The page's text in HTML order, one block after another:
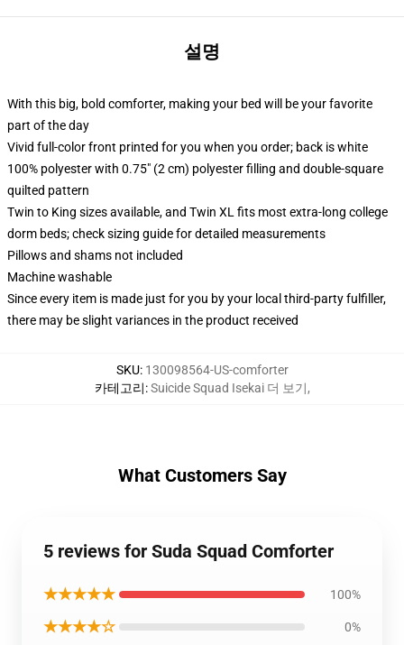
설명
With this big, bold comforter, making your bed will be your favorite
part of the day
Vivid full-color front printed for you when you order; back is white
100% polyester with 0.75" (2 cm) polyester filling and double-square
quilted pattern
Twin to King sizes available, and Twin XL fits most extra-long college
dorm beds; check sizing guide for detailed measurements
Pillows and shams not included
Machine washable
Since every item is made just for you by your local third-party fulfiller,
there may be slight variances in the product received
SKU: 130098564-US-comforter
카테고리:Suicide Squad Isekai 더 보기,
What Customers Say
5 reviews for Suda Squad Comforter
★★★★★ 100%
★★★★☆ 0%